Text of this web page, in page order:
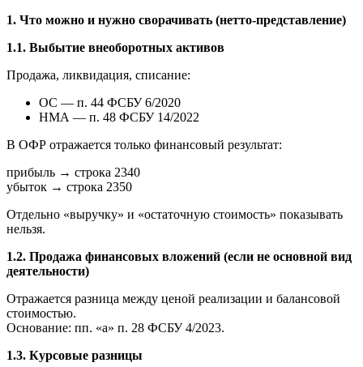
1. Что можно и нужно сворачивать (нетто-представление)
1.1. Выбытие внеоборотных активов
Продажа, ликвидация, списание:
ОС — п. 44 ФСБУ 6/2020
НМА — п. 48 ФСБУ 14/2022
В ОФР отражается только финансовый результат:
прибыль → строка 2340
убыток → строка 2350
Отдельно «выручку» и «остаточную стоимость» показывать
нельзя.
1.2. Продажа финансовых вложений (если не основной вид
деятельности)
Отражается разница между ценой реализации и балансовой
стоимостью.
Основание: пп. «а» п. 28 ФСБУ 4/2023.
1.3. Курсовые разницы